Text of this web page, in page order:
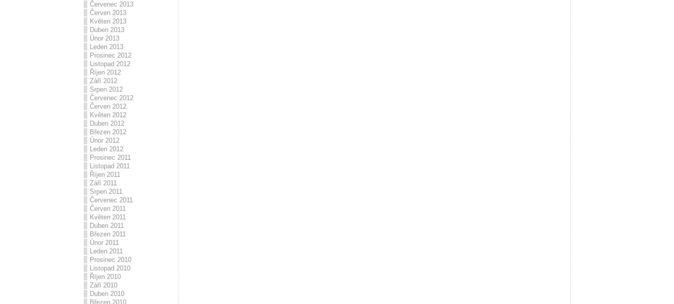
Červenec 2013
Červen 2013
Květen 2013
Duben 2013
Únor 2013
Leden 2013
Prosinec 2012
Listopad 2012
Říjen 2012
Září 2012
Srpen 2012
Červenec 2012
Červen 2012
Květen 2012
Duben 2012
Březen 2012
Únor 2012
Leden 2012
Prosinec 2011
Listopad 2011
Říjen 2011
Září 2011
Srpen 2011
Červenec 2011
Červen 2011
Květen 2011
Duben 2011
Březen 2011
Únor 2011
Leden 2011
Prosinec 2010
Listopad 2010
Říjen 2010
Září 2010
Duben 2010
Březen 2010